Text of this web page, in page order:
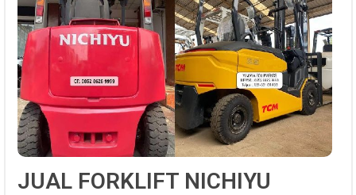
JUAL FORKLIFT NICHIYU